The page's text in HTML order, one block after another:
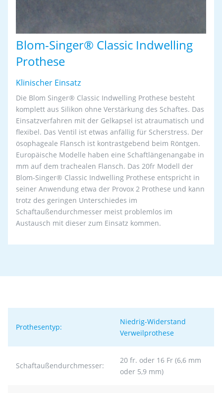
Blom-Singer® Classic Indwelling
Prothese
Klinischer Einsatz
Die Blom Singer® Classic Indwelling Prothese besteht
komplett aus Silikon ohne Verstärkung des Schaftes. Das
Einsatzverfahren mit der Gelkapsel ist atraumatisch und
flexibel. Das Ventil ist etwas anfällig für Scherstress. Der
ösophageale Flansch ist kontrastgebend beim Röntgen.
Europäische Modelle haben eine Schaftlängenangabe in
mm auf dem trachealen Flansch. Das 20fr Modell der
Blom-Singer® Classic Indwelling Prothese entspricht in
seiner Anwendung etwa der Provox 2 Prothese und kann
trotz des geringen Unterschiedes im
Schaftaußendurchmesser meist problemlos im
Austausch mit dieser zum Einsatz kommen.
Prothesentyp:
Niedrig-Widerstand
Verweilprothese
Schaftaußendurchmesser:
20 fr. oder 16 Fr (6,6 mm
oder 5,9 mm)